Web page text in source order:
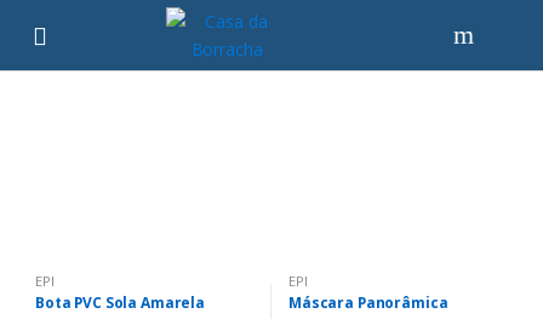
navigation
content
EPI
Bota PVC Sola Amarela
EPI
Máscara Panorâmica